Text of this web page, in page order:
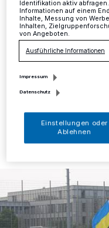
Ratingen·Nur noch
der erste Tag der
geschafft. Hier noch
04.06.2016 , 13:01 Uhr
Identifikation aktiv
Informationen auf einem
Inhalte, Messung von
Inhalten,
von Angeboten.
Ausführliche Informationen
Impressum
Datenschutz
Einstellungen oder
Ablehnen